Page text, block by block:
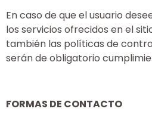
En caso de que el usuario
los servicios ofrecidos en el
también las políticas de
serán de obligatorio
FORMAS DE CONTACTO